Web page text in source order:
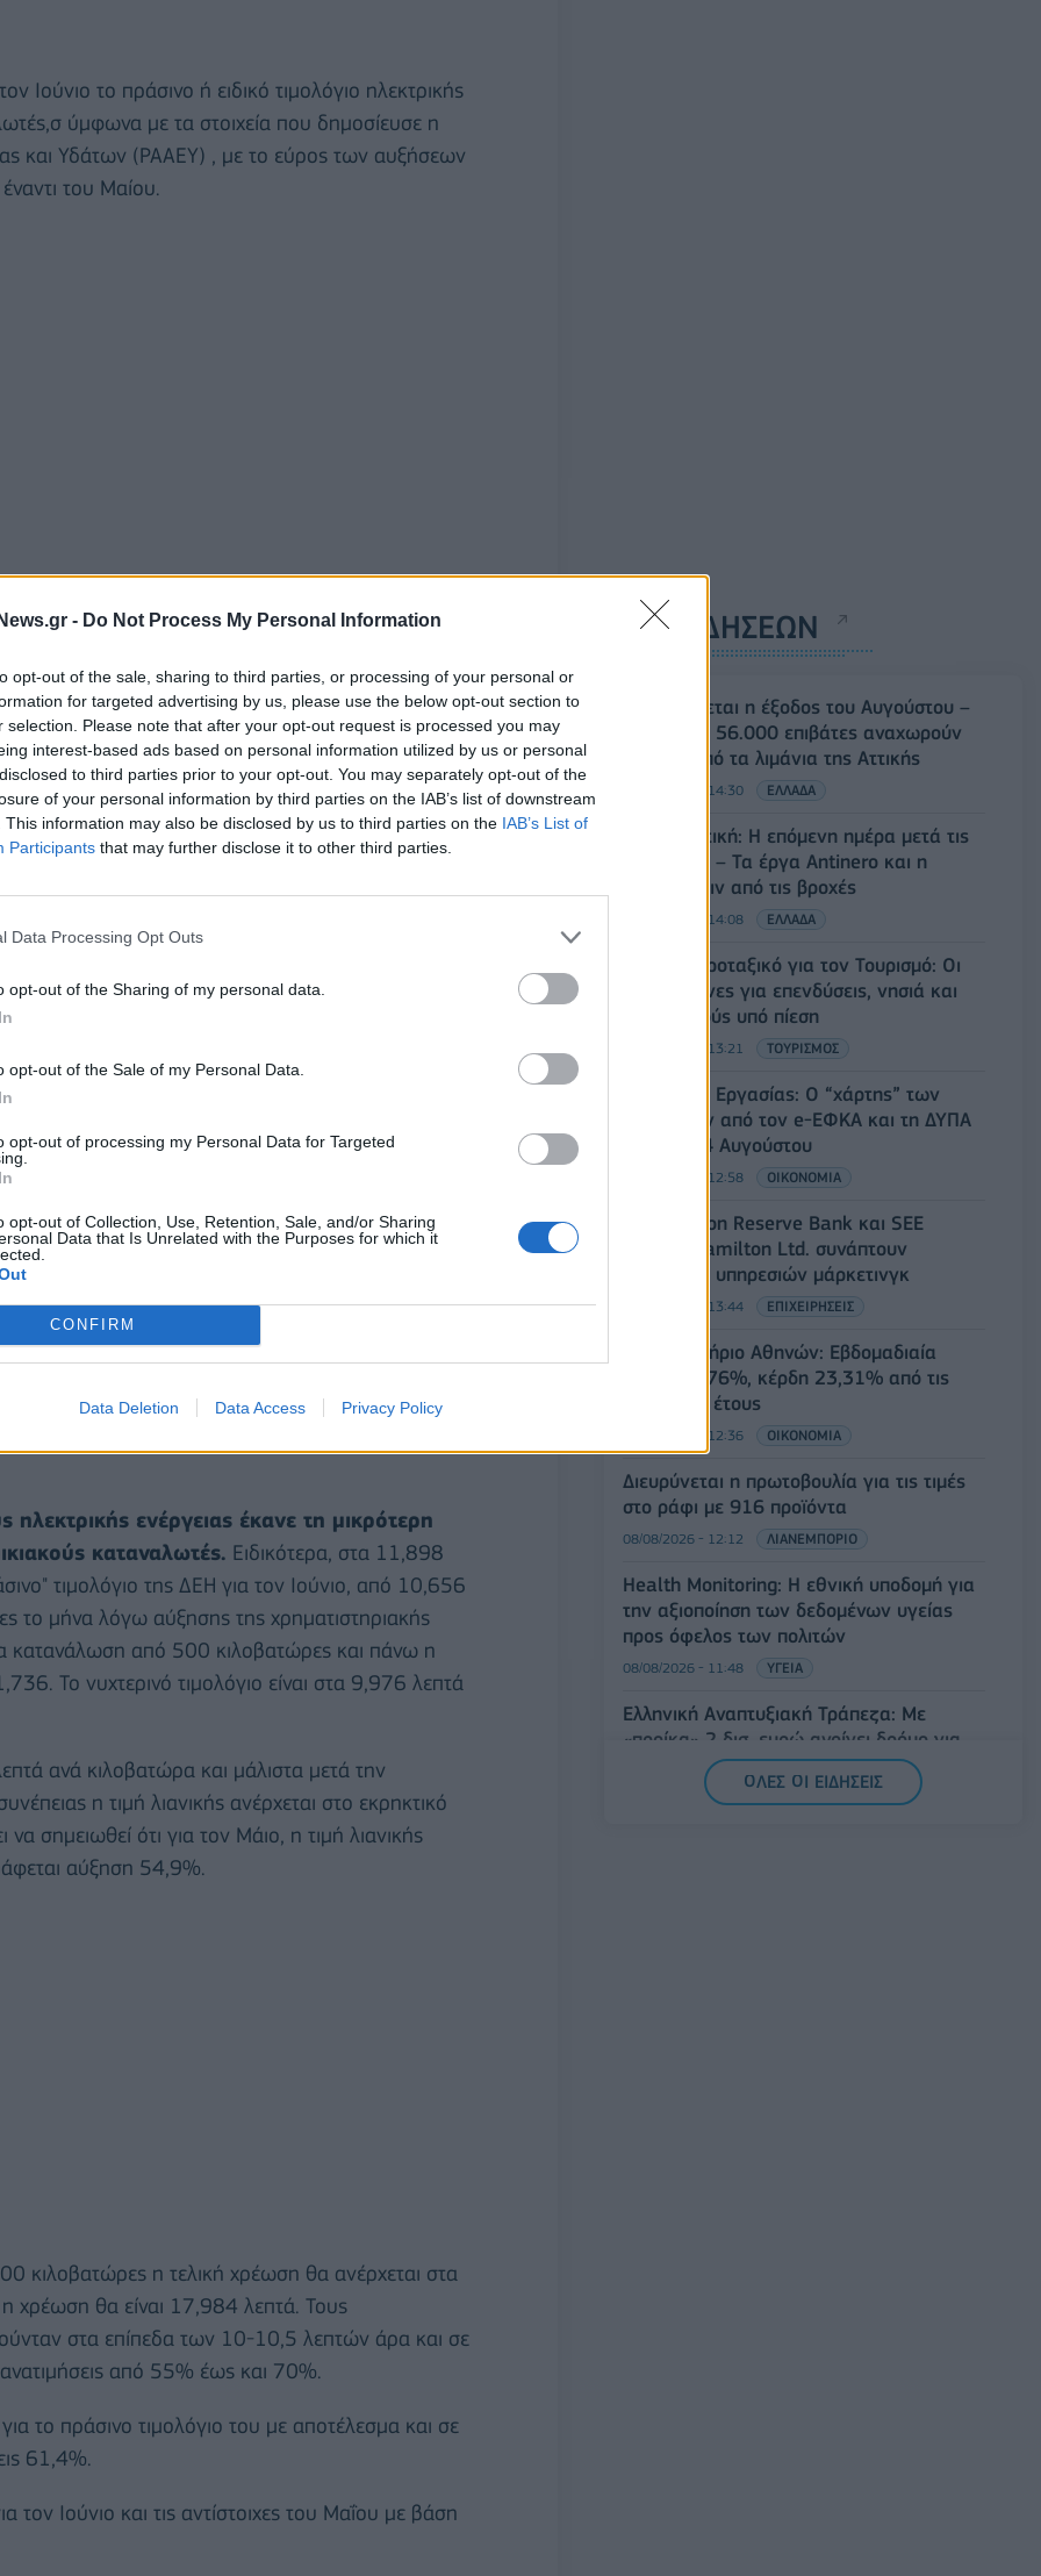
- Do Not Process My Personal Information
opt-out of the sale, sharing to third parties, or processing of your personal or
for targeted advertising by us, please use the below opt-out section to
selection. Please note that after your opt-out request is processed you may
interest-based ads based on personal information utilized by us or personal
to third parties prior to your opt-out. You may separately opt-out of the
of your personal information by third parties on the IAB’s list of downstream
This information may also be disclosed by us to third parties on the IAB’s List of
Participants that may further disclose it to other third parties.
Data Processing Opt Outs
opt-out of the Sharing of my personal data.
opt-out of the Sale of my Personal Data.
opt-out of processing my Personal Data for Targeted
opt-out of Collection, Use, Retention, Sale, and/or Sharing
Data that Is Unrelated with the Purposes for which it
CONFIRM
Data Deletion Data Access Privacy Policy
Ιούνιο το πράσινο ή ειδικό τιμολόγιο ηλεκτρικής
ύμφωνα με τα στοιχεία που δημοσίευσε η
και Υδάτων (ΡΑΑΕΥ) , με το εύρος των αυξήσεων
του Μαίου.
να απορροφήσουν τις υψηλές τιμές
Ενέργειας. Για τον Μάιο η μέση τιμή στο
έκλεισε στα 81,08 ευρώ ανά Μεγαβατώρα,
στα 60,11 ευρώ ανά Μεγαβατώρα.
ενέργειας αποδίδονται στη
Ενέργειας (ΑΠΕ) στο ενεργειακό μίγμα
ενέργειας.
δηλαδή οι ΑΠΕ, κατείχαν το 43,05%,
οι ΑΠΕ είχαν μεγαλύτερο μερίδιο στο μίγμα
το 50,47%, όταν το φυσικό αέριο είχε
του φυσικού αερίου TTF στο ολλανδικό hub
Το TTF τον Μάιο κινήθηκε ακόμη και πάνω από
κινήθηκε από τα 25 έως και τα 31 ευρώ
ενέργειας έκανε τη μικρότερη
καταναλωτές. Ειδικότερα, στα 11,898
τιμολόγιο της ΔΕΗ για τον Ιούνιο, από 10,656
το μήνα λόγω αύξησης της χρηματιστηριακής
κατανάλωση από 500 κιλοβατώρες και πάνω η
Το νυχτερινό τιμολόγιο είναι στα 9,976 λεπτά
ανά κιλοβατώρα και μάλιστα μετά την
η τιμή λιανικής ανέρχεται στο εκρηκτικό
σημειωθεί ότι για τον Μάιο, η τιμή λιανικής
αύξηση 54,9%.
κιλοβατώρες η τελική χρέωση θα ανέρχεται στα
χρέωση θα είναι 17,984 λεπτά. Τους
στα επίπεδα των 10-10,5 λεπτών άρα και σε
από 55% έως και 70%.
το πράσινο τιμολόγιο του με αποτέλεσμα και σε
61,4%.
τον Ιούνιο και τις αντίστοιχες του Μαΐου με βάση
ΡΟΗ ΕΙΔΗΣΕΩΝ
Κορυφώνεται η έξοδος του Αυγούστου –
Πάνω από 56.000 επιβάτες αναχωρούν
σήμερα από τα λιμάνια της Αττικής
08/08/2026 - 14:30 ΕΛΛΑΔΑ
Δυτική Αττική: Η επόμενη ημέρα μετά τις
πυρκαγιές – Τα έργα Antinero και η
«μάχη» πριν από τις βροχές
08/08/2026 - 14:08 ΕΛΛΑΔΑ
Ειδικό Χωροταξικό για τον Τουρισμό: Οι
νέοι κανόνες για επενδύσεις, νησιά και
προορισμούς υπό πίεση
08/08/2026 - 13:21 ΤΟΥΡΙΣΜΟΣ
Υπουργείο Εργασίας: Ο “χάρτης” των
πληρωμών από τον e-ΕΦΚΑ και τη ΔΥΠΑ
έως τις 14 Αυγούστου
08/08/2026 - 12:58 ΟΙΚΟΝΟΜΙΑ
Οι Hamilton Reserve Bank και SEE
Capital Hamilton Ltd. συνάπτουν
συμφωνία υπηρεσιών μάρκετινγκ
08/08/2026 - 13:44 ΕΠΙΧΕΙΡΗΣΕΙΣ
Χρηματιστήριο Αθηνών: Εβδομαδιαία
άνοδος 1,76%, κέρδη 23,31% από τις
αρχές του έτους
08/08/2026 - 12:36 ΟΙΚΟΝΟΜΙΑ
Διευρύνεται η πρωτοβουλία για τις τιμές
στο ράφι με 916 προϊόντα
08/08/2026 - 12:12 ΛΙΑΝΕΜΠΟΡΙΟ
Health Monitoring: Η εθνική υποδομή για
την αξιοποίηση των δεδομένων υγείας
προς όφελος των πολιτών
08/08/2026 - 11:48 ΥΓΕΙΑ
Ελληνική Αναπτυξιακή Τράπεζα: Με
«προίκα» 2 δισ. ευρώ ανοίγει δρόμο για
δάνεια έως 5 δισ. σε μικρομεσαίες
08/08/2026 - 11:22
ΟΛΕΣ ΟΙ ΕΙΔΗΣΕΙΣ